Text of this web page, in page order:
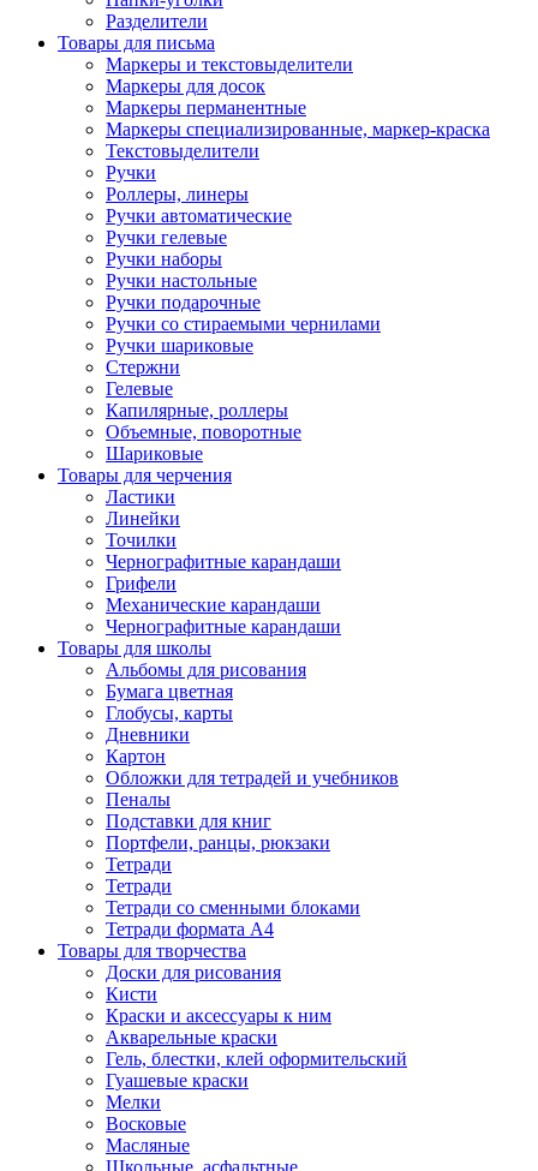
Разделители
Товары для письма
Маркеры и текстовыделители
Маркеры для досок
Маркеры перманентные
Маркеры специализированные, маркер-краска
Текстовыделители
Ручки
Роллеры, линеры
Ручки автоматические
Ручки гелевые
Ручки наборы
Ручки настольные
Ручки подарочные
Ручки со стираемыми чернилами
Ручки шариковые
Стержни
Гелевые
Капилярные, роллеры
Объемные, поворотные
Шариковые
Товары для черчения
Ластики
Линейки
Точилки
Чернографитные карандаши
Грифели
Механические карандаши
Чернографитные карандаши
Товары для школы
Альбомы для рисования
Бумага цветная
Глобусы, карты
Дневники
Картон
Обложки для тетрадей и учебников
Пеналы
Подставки для книг
Портфели, ранцы, рюкзаки
Тетради
Тетради
Тетради со сменными блоками
Тетради формата А4
Товары для творчества
Доски для рисования
Кисти
Краски и аксессуары к ним
Акварельные краски
Гель, блестки, клей оформительский
Гуашевые краски
Мелки
Восковые
Масляные